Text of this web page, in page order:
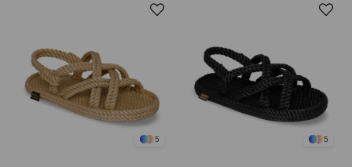
5 5